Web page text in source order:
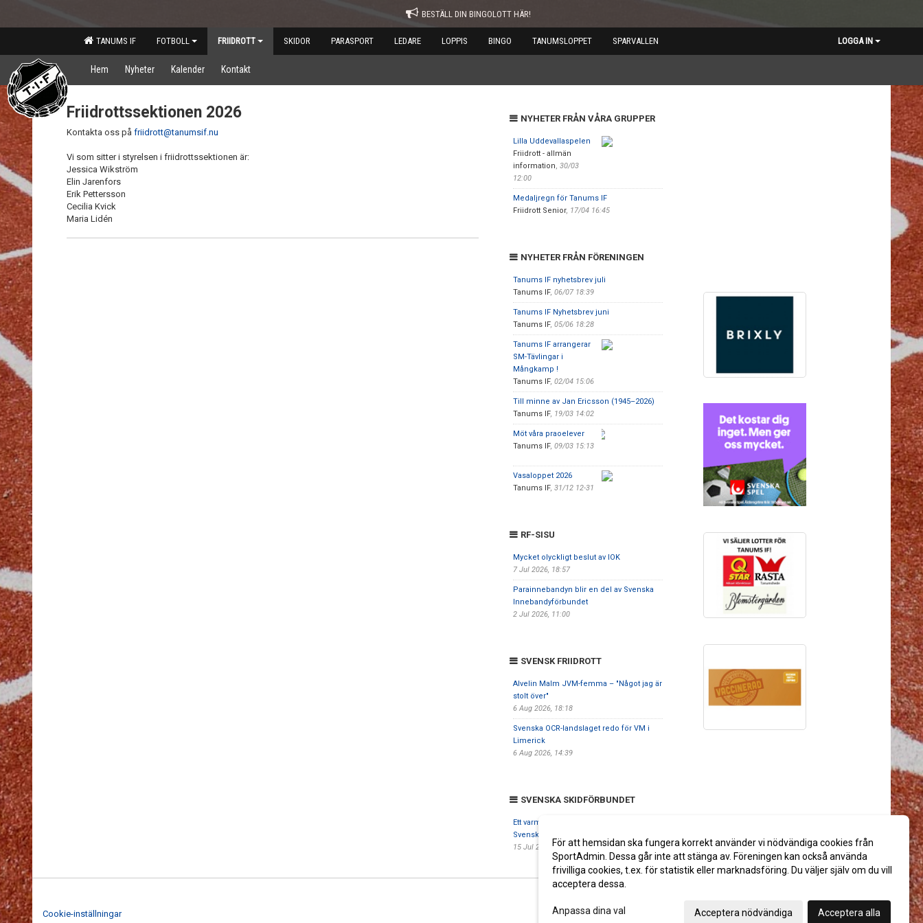
BESTÄLL DIN BINGOLOTT HÄR!
TANUMS IF FOTBOLL FRIIDROTT SKIDOR PARASPORT LEDARE LOPPIS BINGO TANUMSLOPPET SPARVALLEN LOGGA IN
Hem Nyheter Kalender Kontakt
Friidrottssektionen 2026
Kontakta oss på friidrott@tanumsif.nu
Vi som sitter i styrelsen i friidrottssektionen är:
Jessica Wikström
Elin Jarenfors
Erik Pettersson
Cecilia Kvick
Maria Lidén
NYHETER FRÅN VÅRA GRUPPER
Lilla Uddevallaspelen
Friidrott - allmän
information, 30/03
12:00
Medaljregn för Tanums IF
Friidrott Senior, 17/04 16:45
NYHETER FRÅN FÖRENINGEN
Tanums IF nyhetsbrev juli
Tanums IF, 06/07 18:39
Tanums IF Nyhetsbrev juni
Tanums IF, 05/06 18:28
Tanums IF arrangerar
SM-Tävlingar i
Mångkamp !
Tanums IF, 02/04 15:06
Till minne av Jan Ericsson (1945–2026)
Tanums IF, 19/03 14:02
Möt våra praoelever
Tanums IF, 09/03 15:13
Vasaloppet 2026
Tanums IF, 31/12 12-31
RF-SISU
Mycket olyckligt beslut av IOK
7 Jul 2026, 18:57
Parainnebandyn blir en del av Svenska
Innebandyförbundet
2 Jul 2026, 11:00
SVENSK FRIIDROTT
Alvelin Malm JVM-femma – "Något jag är
stolt över"
6 Aug 2026, 18:18
Svenska OCR-landslaget redo för VM i
Limerick
6 Aug 2026, 14:39
SVENSKA SKIDFÖRBUNDET
Ett varmt tack – sommarhälsning från
Svenska Skidförbundet
15 Jul 2026, 22:42
Cookie-inställningar
För att hemsidan ska fungera korrekt använder vi nödvändiga cookies från
SportAdmin. Dessa går inte att stänga av. Föreningen kan också använda
frivilliga cookies, t.ex. för statistik eller marknadsföring. Du väljer själv om du vill
acceptera dessa.
Anpassa dina val Acceptera nödvändiga Acceptera alla